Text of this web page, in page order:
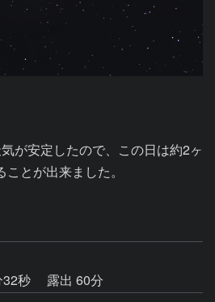
が安定したので、この日は約2ヶ
とが出来ました。
秒
露出 60分